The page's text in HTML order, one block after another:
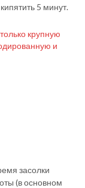
5 минут.
крупную
и
засолки
(в основном